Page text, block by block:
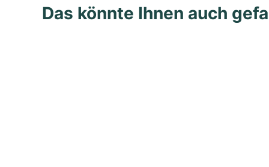
Das könnte Ihnen auch